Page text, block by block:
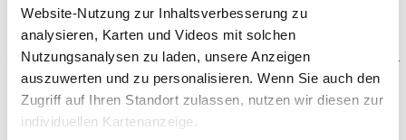
Website-Nutzung zur Inhaltsverbesserung zu
analysieren, Karten und Videos mit solchen
Nutzungsanalysen zu laden, unsere Anzeigen
auszuwerten und zu personalisieren. Wenn Sie auch den
Zugriff auf Ihren Standort zulassen, nutzen wir diesen zur
individuellen Kartenanzeige.
Der Ablauf
Der Job-BSK besteht aus drei Komponenten:
1. Berufsbezogenes Kommunikationstraining am
Arbeitsplatz:
Bitten um Unterstützung
Die Voraussetzungen